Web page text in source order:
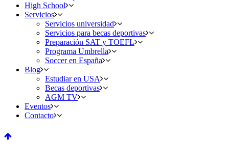
High School
Servicios
Servicios universidad
Servicios para becas deportivas
Preparación SAT y TOEFL
Programa Umbrella
Soccer en España
Blog
Estudiar en USA
Becas deportivas
AGM TV
Eventos
Contacto